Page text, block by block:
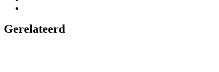
Gerelateerd